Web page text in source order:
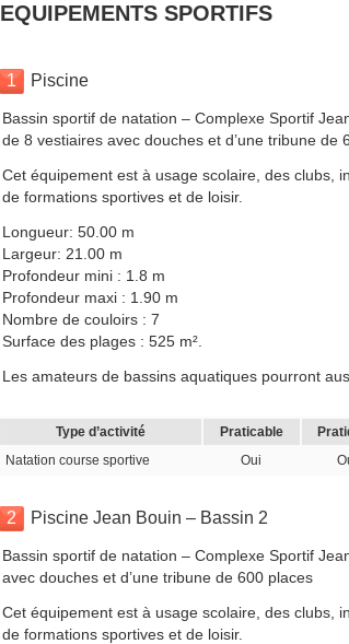
EQUIPEMENTS SPORTIFS
1 Piscine
Bassin sportif de natation – Complexe Sportif
de 8 vestiaires avec douches et d’une tribune de
Cet équipement est à usage scolaire, des clubs,
de formations sportives et de loisir.
Longueur: 50.00 m
Largeur: 21.00 m
Profondeur mini : 1.8 m
Profondeur maxi : 1.90 m
Nombre de couloirs : 7
Surface des plages : 525 m².
Les amateurs de bassins aquatiques pourront
Type d’activité Praticable
Natation course sportive
Oui
2 Piscine Jean Bouin – Bassin 2
Bassin sportif de natation – Complexe Sportif
avec douches et d’une tribune de 600 places
Cet équipement est à usage scolaire, des clubs,
de formations sportives et de loisir.